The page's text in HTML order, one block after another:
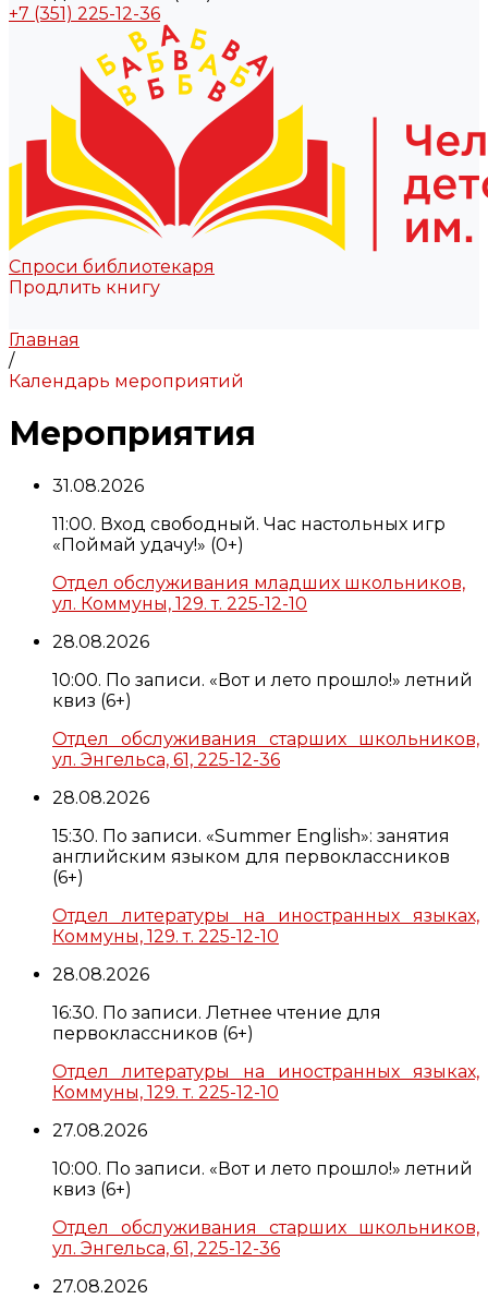
+7 (351) 225-12-36
Спроси библиотекаря
Продлить книгу
Главная
/
Календарь мероприятий
Мероприятия
31.08.2026
11:00. Вход свободный. Час настольных игр
«Поймай удачу!» (0+)
Отдел обслуживания младших школьников,
ул. Коммуны, 129. т. 225-12-10
28.08.2026
10:00. По записи. «Вот и лето прошло!» летний
квиз (6+)
Отдел обслуживания старших школьников,
ул. Энгельса, 61, 225-12-36
28.08.2026
15:30. По записи. «Summer English»: занятия
английским языком для первоклассников
(6+)
Отдел литературы на иностранных языках,
Коммуны, 129. т. 225-12-10
28.08.2026
16:30. По записи. Летнее чтение для
первоклассников (6+)
Отдел литературы на иностранных языках,
Коммуны, 129. т. 225-12-10
27.08.2026
10:00. По записи. «Вот и лето прошло!» летний
квиз (6+)
Отдел обслуживания старших школьников,
ул. Энгельса, 61, 225-12-36
27.08.2026